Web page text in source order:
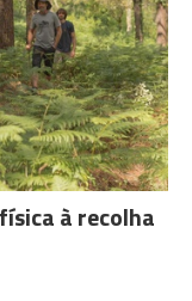
à recolha